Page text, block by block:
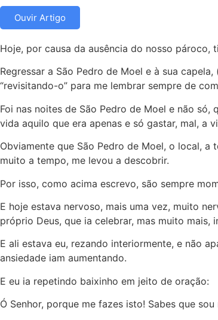
Ouvir Artigo
Hoje, por causa da ausência do nosso pároco,
Regressar a São Pedro de Moel e à sua
“revisitando-o” para me lembrar sempre de
Foi nas noites de São Pedro de Moel e não
vida aquilo que era apenas e só gastar, mal, a
Obviamente que São Pedro de Moel, o local, a
muito a tempo, me levou a descobrir.
Por isso, como acima escrevo, são sempre
E hoje estava nervoso, mais uma vez, muito
próprio Deus, que ia celebrar, mas muito
E ali estava eu, rezando interiormente, e não
ansiedade iam aumentando.
E eu ia repetindo baixinho em jeito de oração:
Ó Senhor, porque me fazes isto! Sabes que